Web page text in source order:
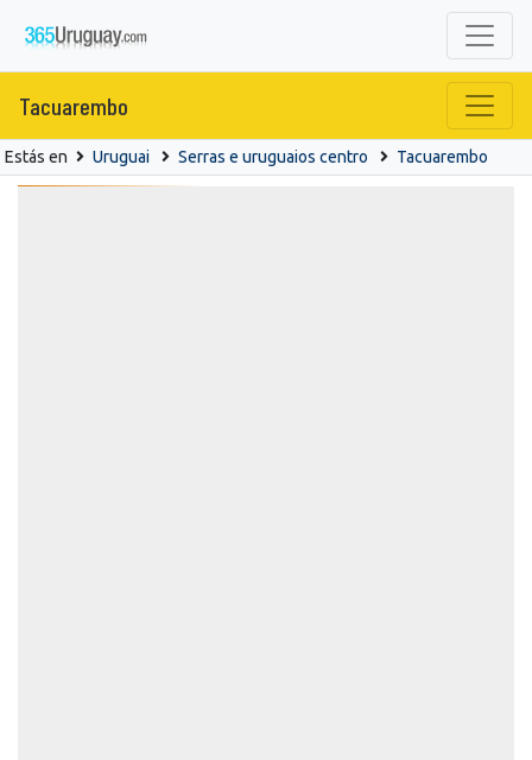
Tacuarembo
Estás en Uruguai Serras e uruguaios centro Tacuarembo